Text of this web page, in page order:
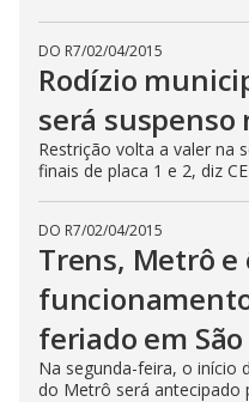
DO R7/02/04/2015
Rodízio
será
Restrição volta a valer na
finais de placa 1 e 2, diz
DO R7/02/04/2015
Trens, Metrô
feriado em
Na segunda-feira, o início
do Metrô será antecipado